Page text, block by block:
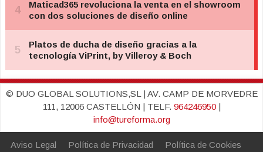
© DUO GLOBAL SOLUTIONS,SL | AV. CAMP DE MORVEDRE
111, 12006 CASTELLÓN | TELF. 964246950|
info@tureforma.org
Aviso Legal Política de Privacidad
Política de Cookies